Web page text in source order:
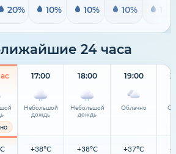
20% 10% 10% 10% 10%
24 часа
17:00
Небольшой
дождь
+38°C
18:00
Небольшой
дождь
+38°C
19:00
Облачно
+37°C